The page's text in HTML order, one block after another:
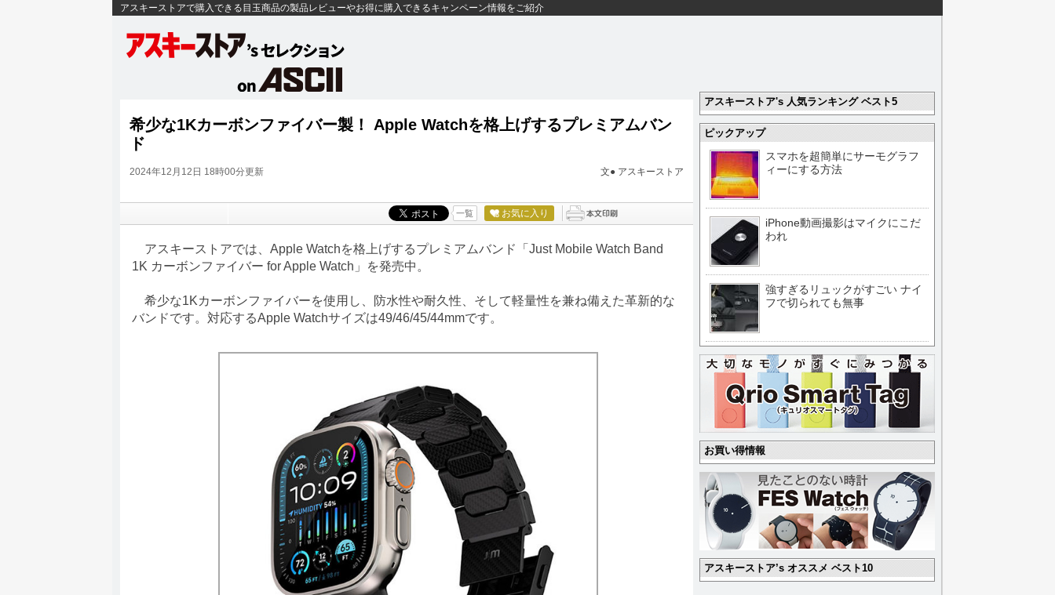
アスキーストアで購入できる目玉商品の製品レビューやお得に購入できるキャンペーン情報をご紹介
希少な1Kカーボンファイバー製！ Apple Watchを格上げするプレミアムバン
ド
2024年12月12日 18時00分更新 文● アスキーストア
一覧 お気に入り
アスキーストアでは、Apple Watchを格上げするプレミアムバンド「Just Mobile Watch Band
1K カーボンファイバー for Apple Watch」を発売中。
希少な1Kカーボンファイバーを使用し、防水性や耐久性、そして軽量性を兼ね備えた革新的な
バンドです。対応するApple Watchサイズは49/46/45/44mmです。
アスキーストア's 人気ランキング ベスト5
ピックアップ
スマホを超簡単にサーモグラフ
ィーにする方法
iPhone動画撮影はマイクにこだ
われ
強すぎるリュックがすごい ナイ
フで切られても無事
お買い得情報
アスキーストア’s オススメ ベスト10